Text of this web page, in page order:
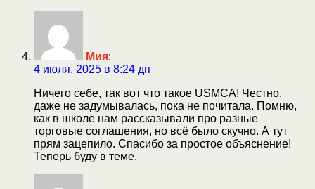
Мия:
4 июля, 2025 в 8:24 дп
Ничего себе, так вот что такое USMCA! Честно,
даже не задумывалась, пока не почитала. Помню,
как в школе нам рассказывали про разные
торговые соглашения, но всё было скучно. А тут
прям зацепило. Спасибо за простое объяснение!
Теперь буду в теме.